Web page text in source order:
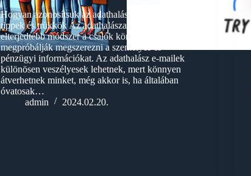
Hogyan azonosítsuk az adathalász e-maileket:
tippek és trükkök Az adathalászat egyre
elterjedtebb módszer a csalók körében, akik
megpróbálják megszerezni a személyes és
pénzügyi információkat. Az adathalász e-mailek
különösen veszélyesek lehetnek, mert könnyen
átverhetnek minket, még akkor is, ha általában
óvatosak…
admin
2024.02.20.